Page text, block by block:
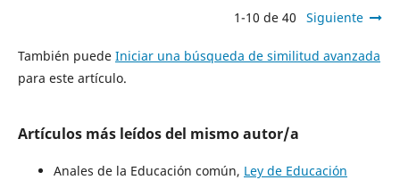
1-10 de 40 Siguiente
También puede Iniciar una búsqueda de similitud avanzada
para este artículo.
Artículos más leídos del mismo autor/a
Anales de la Educación común, Ley de Educación